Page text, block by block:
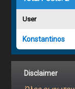
User
Konstantinos
Disclaimer